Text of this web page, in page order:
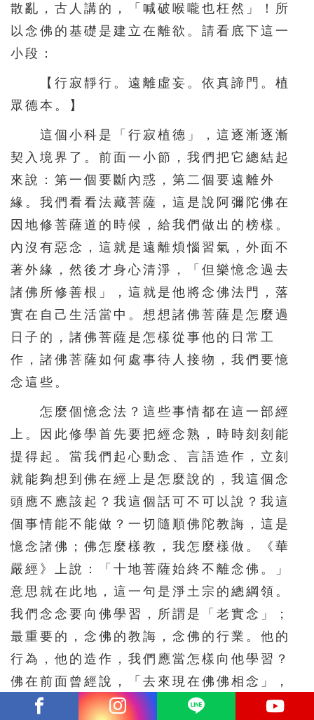
散亂，古人講的，「喊破喉嚨也枉然」！所
以念佛的基礎是建立在離欲。請看底下這一
小段：
【行寂靜行。遠離虛妄。依真諦門。植
眾德本。】
這個小科是「行寂植德」，這逐漸逐漸
契入境界了。前面一小節，我們把它總結起
來說：第一個要斷內惑，第二個要遠離外
緣。我們看看法藏菩薩，這是說阿彌陀佛在
因地修菩薩道的時候，給我們做出的榜樣。
內沒有惡念，這就是遠離煩惱習氣，外面不
著外緣，然後才身心清淨，「但樂憶念過去
諸佛所修善根」，這就是他將念佛法門，落
實在自己生活當中。想想諸佛菩薩是怎麼過
日子的，諸佛菩薩是怎樣從事他的日常工
作，諸佛菩薩如何處事待人接物，我們要憶
念這些。
怎麼個憶念法？這些事情都在這一部經
上。因此修學首先要把經念熟，時時刻刻能
提得起。當我們起心動念、言語造作，立刻
就能夠想到佛在經上是怎麼說的，我這個念
頭應不應該起？我這個話可不可以說？我這
個事情能不能做？一切隨順佛陀教誨，這是
憶念諸佛；佛怎麼樣教，我怎麼樣做。《華
嚴經》上說：「十地菩薩始終不離念佛。」
意思就在此地，這一句是淨土宗的總綱領。
我們念念要向佛學習，所謂是「老實念」；
最重要的，念佛的教誨，念佛的行業。他的
行為，他的造作，我們應當怎樣向他學習？
佛在前面曾經說，「去來現在佛佛相念」，
可見得諸佛之所以能成就，都是學習前面的